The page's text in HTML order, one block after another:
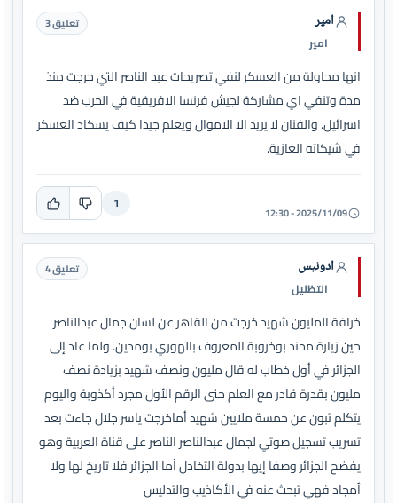
امير
امير
تعليق 3
انها محاولة من العسكر لنفي تصريحات عبد الناصر التي خرجت منذ
مدة وتنفي اي مشاركة لجيش فرنسا الافريقية في الحرب ضد
اسرائيل. والفنان لا يريد الا الاموال ويعلم جيدا كيف يسكاد العسكر
في شيكاته الغازية.
2025/11/09 - 12:30
1
ادونيس
التظليل
تعليق 4
خرافة المليون شهيد خرجت من القاهر عن لسان جمال عبدالناصر
حين زيارة محند بوخروبة المعروف بالهوري بومدين. ولما عاد إلى
الجزائر في أول خطاب له قال مليون ونصف شهيد بزيادة نصف
مليون بقدرة قادر مع العلم حتى الرقم الأول مجرد أكذوبة واليوم
يتكلم تبون عن خمسة ملايين شهيد أماخرجت ياسر جلال جاءت بعد
تسريب تسجيل صوتي لجمال عبدالناصر الناصر على قناة العربية وهو
يفضح الجزائر وصفا إيها بدولة التخادل أما الجزائر فلا تاريخ لها ولا
أمجاد فهي تبحث عنه في الأكاذيب والتدليس